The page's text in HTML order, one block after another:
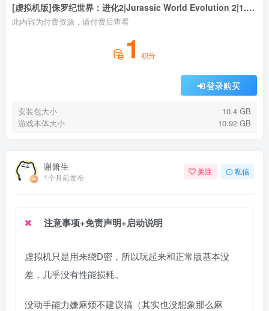
[虚拟机版]侏罗纪世界：进化2|Jurassic World Evolution 2|1.11.3.51848|整合全DLC
此内容为付费资源，请付费后查看
1 积分
登录购买
安装包大小
10.4 GB
游戏本体大小
10.92 GB
谢箫生
1个月前发布
关注 私信
注意事项+免责声明+启动说明
虚拟机只是用来绕D密，所以玩起来和正常版基本没
差，几乎没有性能损耗。
没动手能力嫌麻烦不建议搞（其实也没想象那么麻